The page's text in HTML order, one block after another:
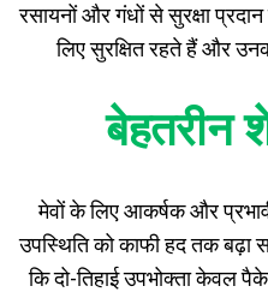
रसायनों और गंधों से सुरक्षा
लिए सुरक्षित रहते हैं और
बेहतरीन
मेवों के लिए आकर्षक और
उपस्थिति को काफी हद तक
कि दो-तिहाई उपभोक्ता केवल